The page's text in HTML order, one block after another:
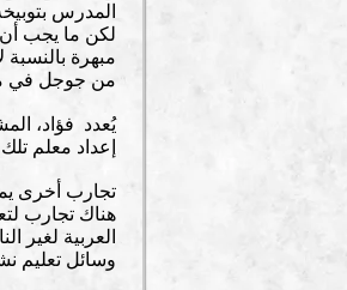
المدرس
لكن ما يجب أن
مبهرة
من جوجل في
يُعدد فؤاد،
إعداد معلم
تجارب أخرى
هناك تجارب
العربية لغير
وسائل تعليم